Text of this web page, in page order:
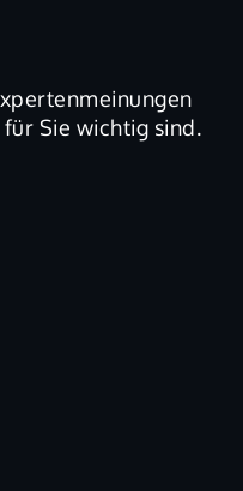
Sie wichtig sind.